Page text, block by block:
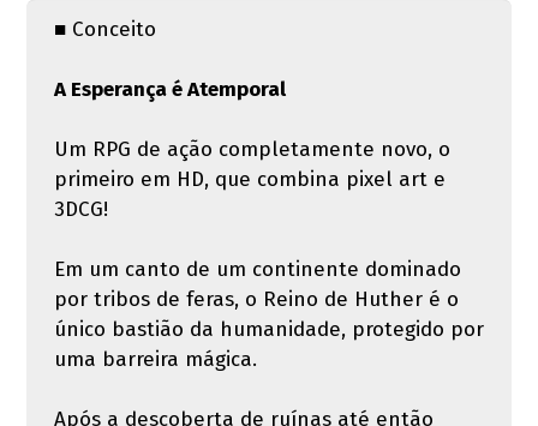
■ Conceito
A Esperança é Atemporal
Um RPG de ação completamente novo, o
primeiro em HD, que combina pixel art e
3DCG!
Em um canto de um continente dominado
por tribos de feras, o Reino de Huther é o
único bastião da humanidade, protegido por
uma barreira mágica.
Após a descoberta de ruínas até então